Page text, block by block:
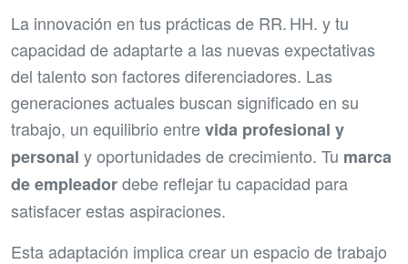
La innovación en tus prácticas de RR. HH. y tu
capacidad de adaptarte a las nuevas expectativas
del talento son factores diferenciadores. Las
generaciones actuales buscan significado en su
trabajo, un equilibrio entrevida profesional y
personal y oportunidades de crecimiento. Tu marca
de empleadordebe reflejar tu capacidad para
satisfacer estas aspiraciones.
Esta adaptación implica crear un espacio de trabajo